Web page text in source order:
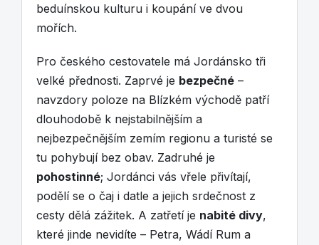
beduínskou kulturu i koupání ve dvou
mořích.
Pro českého cestovatele má Jordánsko tři
velké přednosti. Zaprvé je bezpečné –
navzdory poloze na Blízkém východě patří
dlouhodobě k nejstabilnějším a
nejbezpečnějším zemím regionu a turisté se
tu pohybují bez obav. Zadruhé je
pohostinné; Jordánci vás vřele přivítají,
podělí se o čaj i datle a jejich srdečnost z
cesty dělá zážitek. A zatřetí je nabité divy,
které jinde nevidíte – Petra, Wádí Rum a